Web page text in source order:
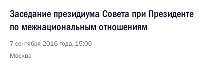
Заседание президиума Совета при Президенте
по межнациональным отношениям
7 сентября 2016 года, 15:00
Москва